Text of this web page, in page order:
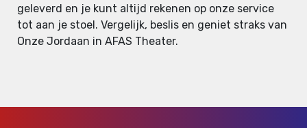
geleverd en je kunt altijd rekenen op onze service
tot aan je stoel. Vergelijk, beslis en geniet straks van
Onze Jordaan in AFAS Theater.